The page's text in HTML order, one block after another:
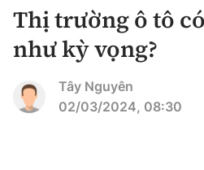
360° xe
Thị trường ô tô
như kỳ vọng?
Tây Nguyên
02/03/2024, 08:30